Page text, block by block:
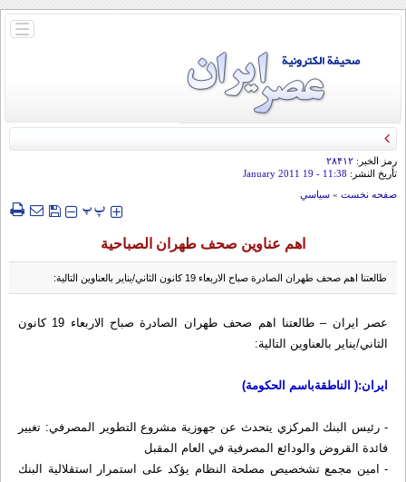
باز
رمز الخبر: ۲۸۴۱۲
تأريخ النشر: 11:38
- 19 January 2011
صفحه نخست » سياسي
‍‍‍ پپ
اهم عناوين صحف طهران الصباحية
طالعتنا اهم صحف طهران الصادرة صباح الاربعاء 19 كانون الثاني/يناير بالعناوين التالية:
عصر ايران – طالعتنا اهم صحف طهران الصادرة صباح الاربعاء 19 كانون
الثاني/يناير بالعناوين التالية:
ايران:( الناطقةباسم الحکومة)
- رئيس البنك المركزي يتحدث عن جهوزية مشروع التطوير المصرفي: تغيير
فائدة القروض والودائع المصرفية في العام المقبل
- امين مجمع تشخصيص مصلحة النظام يؤكد على استمرار استقلالية البنك